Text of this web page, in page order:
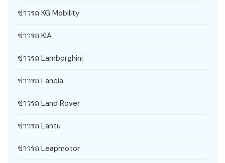
ข่าวรถ KG Mobility
ข่าวรถ KIA
ข่าวรถ Lamborghini
ข่าวรถ Lancia
ข่าวรถ Land Rover
ข่าวรถ Lantu
ข่าวรถ Leapmotor